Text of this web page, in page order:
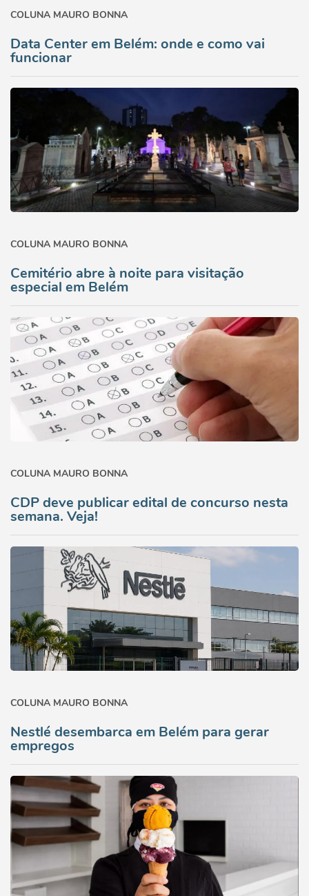
COLUNA MAURO BONNA
Data Center em Belém: onde e como vai
funcionar
COLUNA MAURO BONNA
Cemitério abre à noite para visitação
especial em Belém
COLUNA MAURO BONNA
CDP deve publicar edital de concurso nesta
semana. Veja!
COLUNA MAURO BONNA
Nestlé desembarca em Belém para gerar
empregos